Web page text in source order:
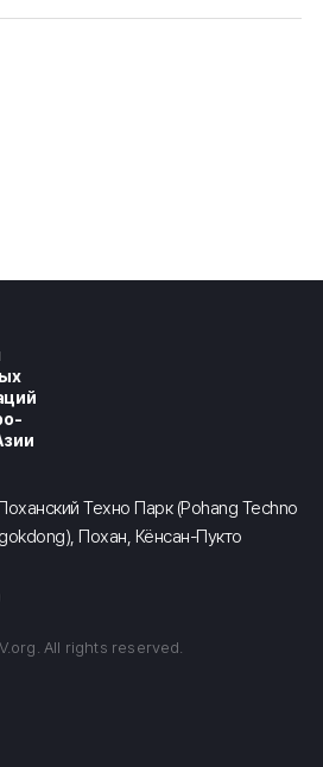
Техно Парк (Pohang Techno
Похан, Кёнсан-Пукто
All rights reserved.